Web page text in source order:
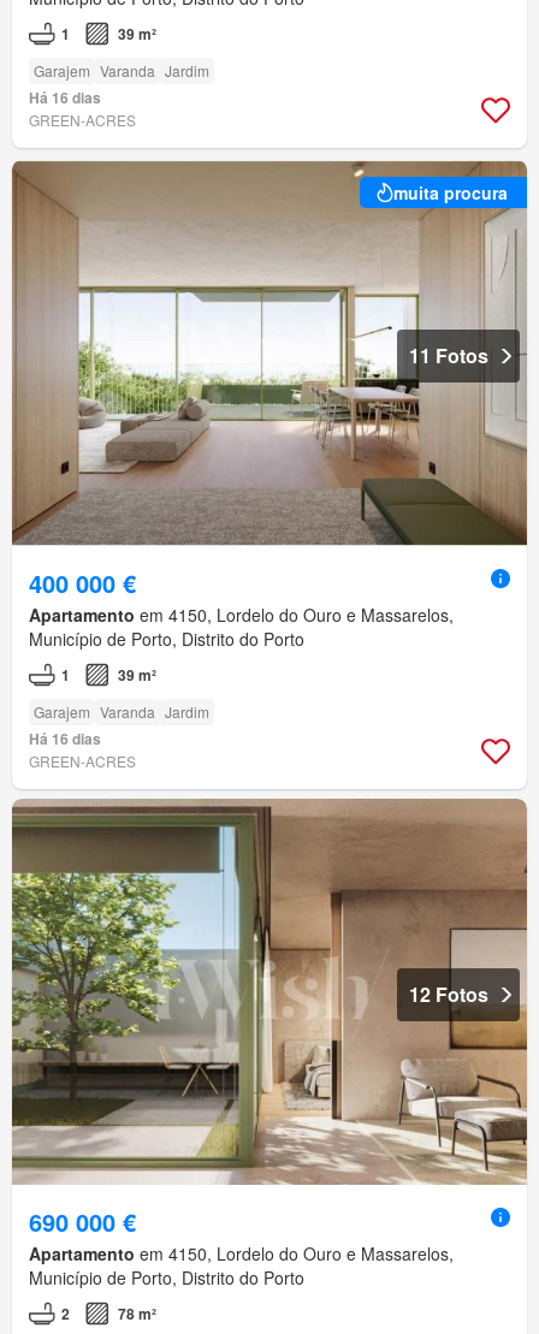
1 39 m²
Garajem Varanda Jardim
Há 16 dias
GREEN-ACRES
muita procura
11 Fotos
400 000 €
Apartamento em 4150, Lordelo do Ouro e Massarelos,
Município de Porto, Distrito do Porto
1 39 m²
Garajem Varanda Jardim
Há 16 dias
GREEN-ACRES
12 Fotos
690 000 €
Apartamento em 4150, Lordelo do Ouro e Massarelos,
Município de Porto, Distrito do Porto
2 78 m²